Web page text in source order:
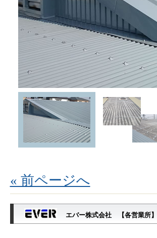
« 前ページへ
エバー株式会社 【各営業所】